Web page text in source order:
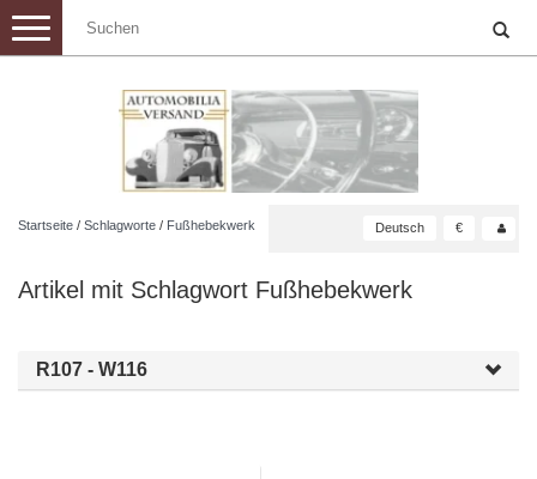
Toggle
navigation
Startseite / Schlagworte / Fußhebekwerk Deutsch €
Artikel mit Schlagwort Fußhebekwerk
R107 - W116